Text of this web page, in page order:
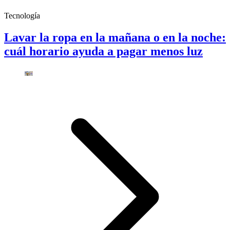
Tecnología
Lavar la ropa en la mañana o en la noche:
cuál horario ayuda a pagar menos luz